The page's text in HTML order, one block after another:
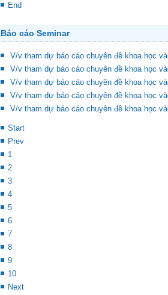
End
Báo cáo Seminar
V/v tham dự báo cáo chuyên đề khoa học
V/v tham dự báo cáo chuyên đề khoa học
V/v tham dự báo cáo chuyên đề khoa học
V/v tham dự báo cáo chuyên đề khoa học
V/v tham dự báo cáo chuyên đề khoa học
Start
Prev
1
2
3
4
5
6
7
8
9
10
Next